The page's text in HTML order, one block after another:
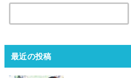
最近の投稿